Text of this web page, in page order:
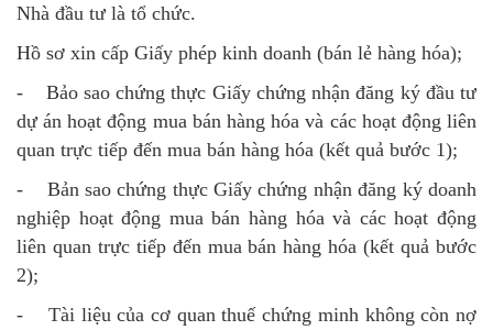
Nhà đầu tư là tổ chức.
Hồ sơ xin cấp Giấy phép kinh doanh (bán lẻ hàng hóa);
- Bảo sao chứng thực Giấy chứng nhận đăng ký đầu tư
dự án hoạt động mua bán hàng hóa và các hoạt động liên
quan trực tiếp đến mua bán hàng hóa (kết quả bước 1);
- Bản sao chứng thực Giấy chứng nhận đăng ký doanh
nghiệp hoạt động mua bán hàng hóa và các hoạt động
liên quan trực tiếp đến mua bán hàng hóa (kết quả bước
2);
- Tài liệu của cơ quan thuế chứng minh không còn nợ